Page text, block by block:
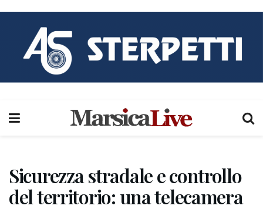
Sicurezza stradale e controllo
del territorio: una telecamera